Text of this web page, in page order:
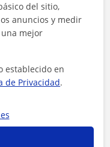
y deprivacidad
del sitio,
anuncios y medir
mejor
establecido en
de Privacidad.